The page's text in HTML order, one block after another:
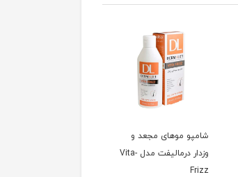
شامپو موهای مجعد و
وزدار درمالیفت مدل Vita-
Frizz